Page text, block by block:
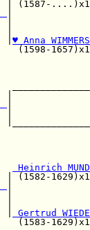
(1587-
♥ Anna
Heinrich
|
Gertrud